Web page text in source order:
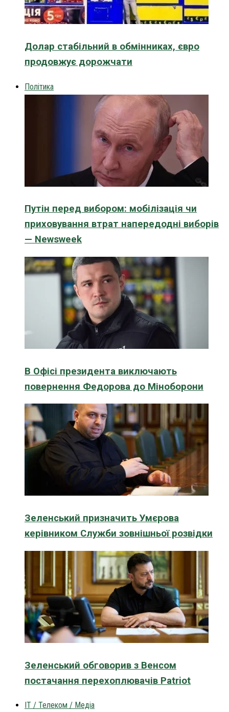
Долар стабільний в обмінниках, євро
продовжує дорожчати
Політика
Путін перед вибором: мобілізація чи
приховування втрат напередодні виборів
— Newsweek
В Офісі президента виключають
повернення Федорова до Міноборони
Зеленський призначить Умєрова
керівником Служби зовнішньої розвідки
Зеленський обговорив з Венсом
постачання перехоплювачів Patriot
IT / Телеком / Медіа